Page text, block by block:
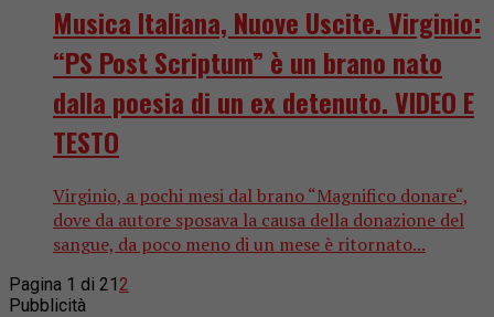
Musica Italiana, Nuove Uscite. Virginio:
“PS Post Scriptum” è un brano nato
dalla poesia di un ex detenuto. VIDEO E
TESTO
Virginio, a pochi mesi dal brano “Magnifico donare“,
dove da autore sposava la causa della donazione del
sangue, da poco meno di un mese è ritornato...
Pagina 1 di 21 2
Pubblicità